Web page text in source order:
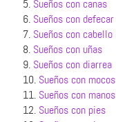
5. Sueños con canas
6. Sueños con defecar
7. Sueños con cabello
8. Sueños con uñas
9. Sueños con diarrea
10. Sueños con mocos
11. Sueños con manos
12. Sueños con pies